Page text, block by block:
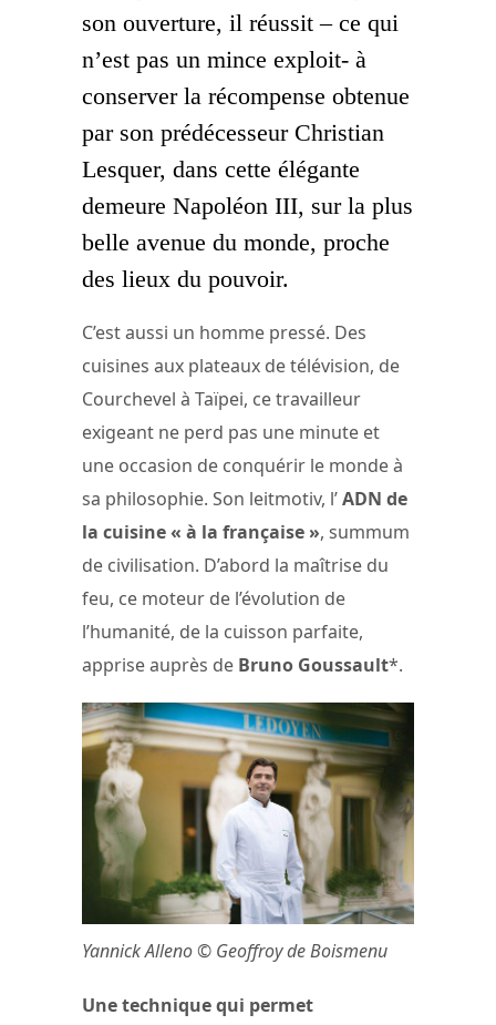
son ouverture, il réussit – ce qui
n’est pas un mince exploit- à
conserver la récompense obtenue
par son prédécesseur Christian
Lesquer, dans cette élégante
demeure Napoléon III, sur la plus
belle avenue du monde, proche
des lieux du pouvoir.
C’est aussi un homme pressé. Des
cuisines aux plateaux de télévision, de
Courchevel à Taïpei, ce travailleur
exigeant ne perd pas une minute et
une occasion de conquérir le monde à
sa philosophie. Son leitmotiv, l’ADN de
la cuisine « à la française », summum
de civilisation. D’abord la maîtrise du
feu, ce moteur de l’évolution de
l’humanité, de la cuisson parfaite,
apprise auprès de Bruno Goussault*.
Yannick Alleno © Geoffroy de Boismenu
Une technique qui permet